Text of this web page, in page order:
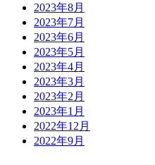
2023年8月
2023年7月
2023年6月
2023年5月
2023年4月
2023年3月
2023年2月
2023年1月
2022年12月
2022年9月